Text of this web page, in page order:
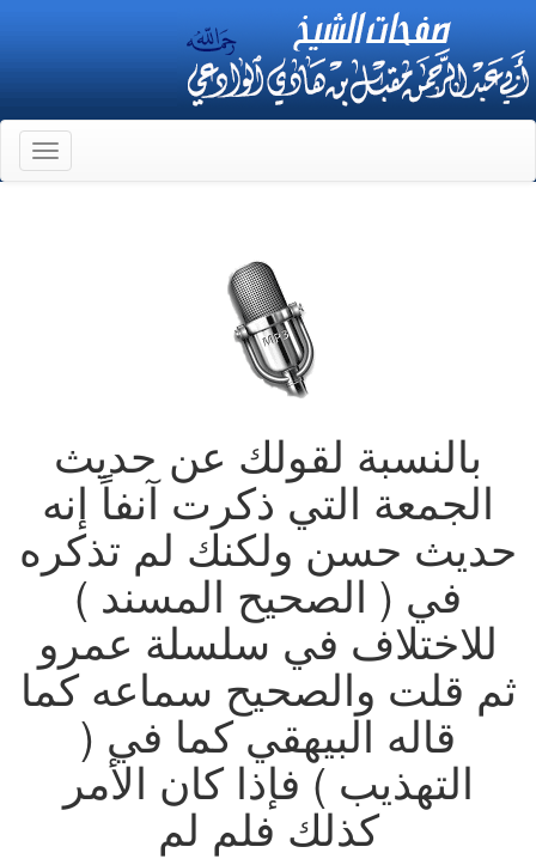
بالنسبة لقولك عن حديث
الجمعة التي ذكرت آنفاً إنه
حديث حسن ولكنك لم تذكره
في ( الصحيح المسند )
للاختلاف في سلسلة عمرو
ثم قلت والصحيح سماعه كما
قاله البيهقي كما في (
التهذيب ) فإذا كان الأمر
كذلك فلم لم